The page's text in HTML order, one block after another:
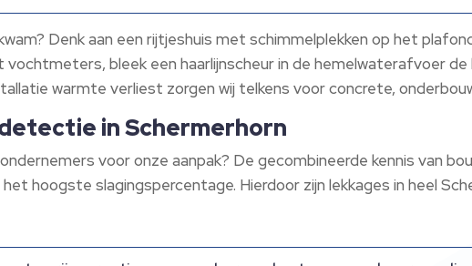
Denk aan een rijtjeshuis met schimmelplekken op het
bleek een haarlijnscheur in de hemelwaterafvoer de
warmte verliest zorgen wij telkens voor concrete,
in Schermerhorn
voor onze aanpak? De gecombineerde kennis van
hoogste slagingspercentage. Hierdoor zijn lekkages in heel